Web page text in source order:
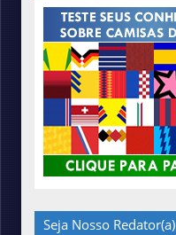
Seja Nosso Redator(a)